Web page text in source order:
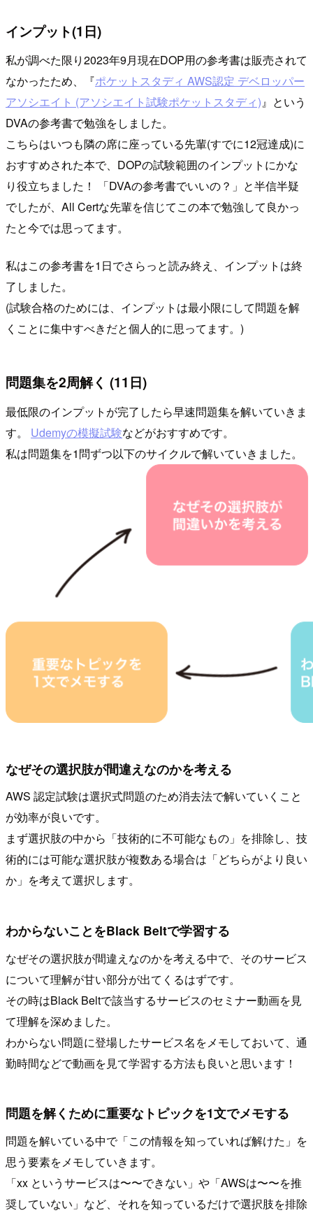
インプット(1日)
私が調べた限り2023年9月現在DOP用の参考書は販売されて
なかったため、『ポケットスタディ AWS認定 デベロッパー
アソシエイト (アソシエイト試験ポケットスタディ)』という
DVAの参考書で勉強をしました。
こちらはいつも隣の席に座っている先輩(すでに12冠達成)に
おすすめされた本で、DOPの試験範囲のインプットにかな
り役立ちました！ 「DVAの参考書でいいの？」と半信半疑
でしたが、All Certな先輩を信じてこの本で勉強して良かっ
たと今では思ってます。
私はこの参考書を1日でさらっと読み終え、インプットは終
了しました。
(試験合格のためには、インプットは最小限にして問題を解
くことに集中すべきだと個人的に思ってます。)
問題集を2周解く (11日)
最低限のインプットが完了したら早速問題集を解いていきま
す。 Udemyの模擬試験などがおすすめです。
私は問題集を1問ずつ以下のサイクルで解いていきました。
なぜその選択肢が間違えなのかを考える
AWS 認定試験は選択式問題のため消去法で解いていくこと
が効率が良いです。
まず選択肢の中から「技術的に不可能なもの」を排除し、技
術的には可能な選択肢が複数ある場合は「どちらがより良い
か」を考えて選択します。
わからないことをBlack Beltで学習する
なぜその選択肢が間違えなのかを考える中で、そのサービス
について理解が甘い部分が出てくるはずです。
その時はBlack Beltで該当するサービスのセミナー動画を見
て理解を深めました。
わからない問題に登場したサービス名をメモしておいて、通
勤時間などで動画を見て学習する方法も良いと思います！
問題を解くために重要なトピックを1文でメモする
問題を解いている中で「この情報を知っていれば解けた」を
思う要素をメモしていきます。
「xx というサービスは〜〜できない」や「AWSは〜〜を推
奨していない」など、それを知っているだけで選択肢を排除